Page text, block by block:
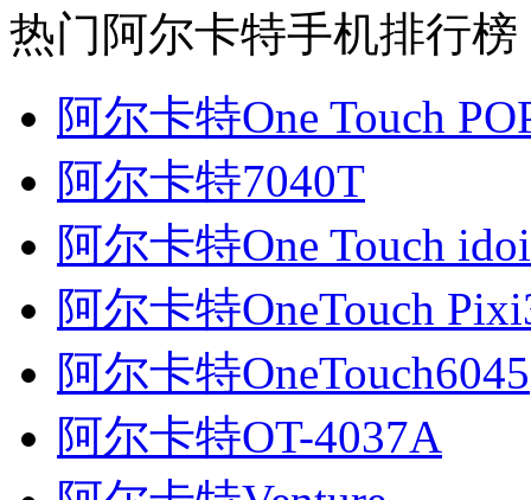
热门阿尔卡特手机排行榜
阿尔卡特One Touch
阿尔卡特7040T
阿尔卡特One Touch idoi
阿尔卡特OneTouch
阿尔卡特OneTouch6045
阿尔卡特OT-4037A